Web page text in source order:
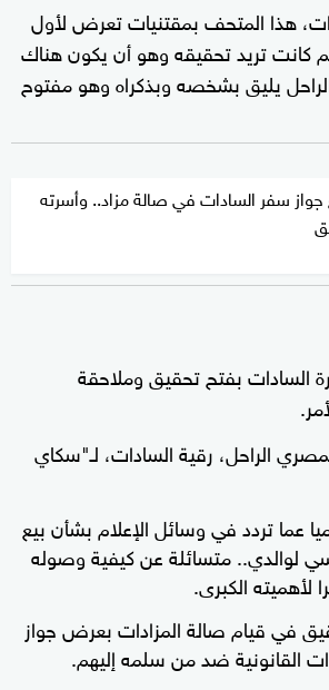
هذا المتحف بمقتنيات تعرض لأول
كانت تريد تحقيقه وهو أن يكون هناك
يليق بشخصه وبذكراه وهو مفتوح
جواز سفر السادات في صالة مزاد.. وأسرته
السادات بفتح تحقيق وملاحقة
الراحل، رقية السادات، لـ"سكاي
عما تردد في وسائل الإعلام بشأن بيع
لوالدي.. متسائلة عن كيفية وصوله
لأهميته الكبرى.
في قيام صالة المزادات بعرض جواز
القانونية ضد من سلمه إليهم.